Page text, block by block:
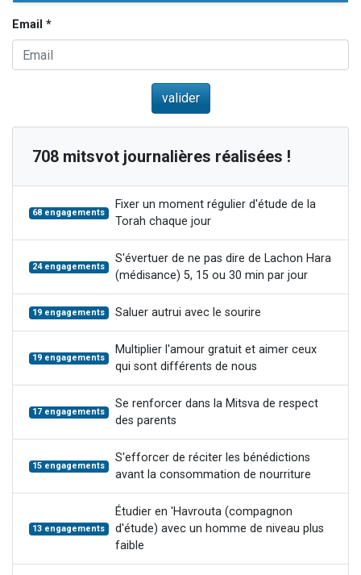
Email *
708 mitsvot journalières réalisées !
68 engagements
Fixer un moment régulier d'étude de la
Torah chaque jour
24 engagements
S'évertuer de ne pas dire de Lachon Hara
(médisance) 5, 15 ou 30 min par jour
19 engagements Saluer autrui avec le sourire
19 engagements
Multiplier l'amour gratuit et aimer ceux
qui sont différents de nous
17 engagements
Se renforcer dans la Mitsva de respect
des parents
15 engagements
S'efforcer de réciter les bénédictions
avant la consommation de nourriture
13 engagements
Étudier en 'Havrouta (compagnon
d'étude) avec un homme de niveau plus
faible